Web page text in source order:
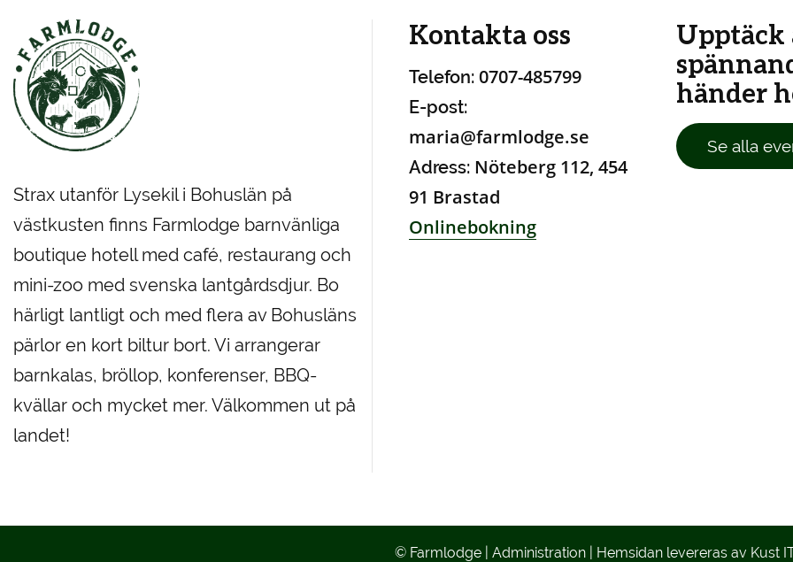
Strax utanför Lysekil i Bohuslän på
västkusten finns Farmlodge barnvänliga
boutique hotell med café, restaurang och
mini-zoo med svenska lantgårdsdjur. Bo
härligt lantligt och med flera av Bohusläns
pärlor en kort biltur bort. Vi arrangerar
barnkalas, bröllop, konferenser, BBQ-
kvällar och mycket mer. Välkommen ut på
landet!
Kontakta oss
Telefon: 0707-485799
E-post:
maria@farmlodge.se
Adress: Nöteberg 112, 454
91 Brastad
Onlinebokning
händer
Se alla
© Farmlodge Administration Hemsidan levereras av Kust